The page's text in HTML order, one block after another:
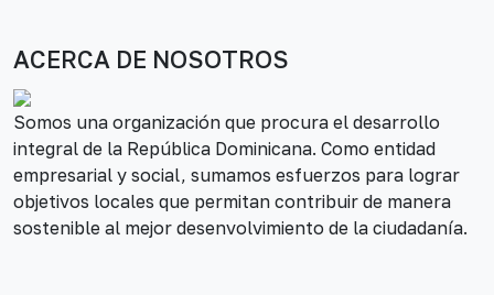
ACERCA DE NOSOTROS
Somos una organización que procura el desarrollo
integral de la República Dominicana. Como entidad
empresarial y social, sumamos esfuerzos para lograr
objetivos locales que permitan contribuir de manera
sostenible al mejor desenvolvimiento de la ciudadanía.